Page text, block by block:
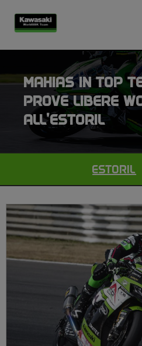
MAHIAS IN TOP
PROVE LIBERE
ALL’ESTORIL
ESTORIL